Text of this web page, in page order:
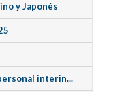
y Japonés
interin...